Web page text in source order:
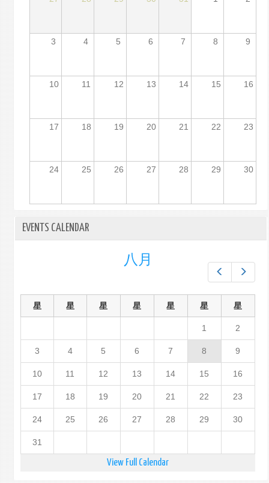
3 4 5 6 7 8 9
10 11 12 13 14 15 16
17 18 19 20 21 22 23
24 25 26 27 28 29 30
EVENTS CALENDAR
八月
星 星 星 星 星 星 星
1 2
3 4 5 6 7 8 9
10 11 12 13 14 15 16
17 18 19 20 21 22 23
24 25 26 27 28 29 30
31
View Full Calendar